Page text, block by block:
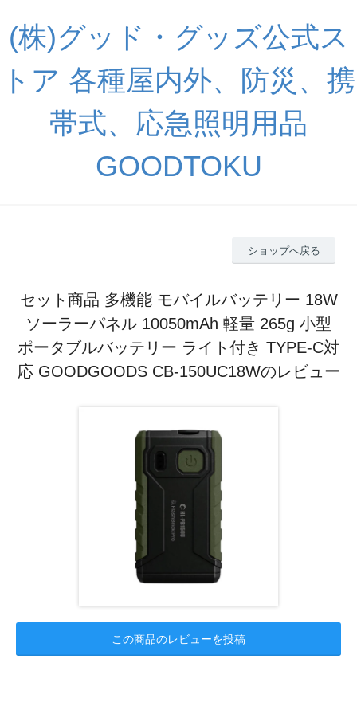
(株)グッド・グッズ公式ス
トア 各種屋内外、防災、携
帯式、応急照明用品
GOODTOKU
ショップへ戻る
セット商品 多機能 モバイルバッテリー 18W
ソーラーパネル 10050mAh 軽量 265g 小型
ポータブルバッテリー ライト付き TYPE-C対
応 GOODGOODS CB-150UC18Wのレビュー
この商品のレビューを投稿